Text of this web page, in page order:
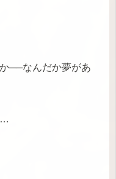
──なんだか夢があ
…